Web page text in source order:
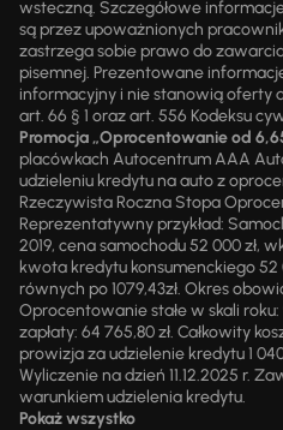
wsteczną. Szczegółowe
są przez upoważnionych
zastrzega sobie prawo do
pisemnej. Prezentowane
informacyjny i nie stanowią oferty
art. 66 § 1 oraz art. 556 Kodeksu
Promocja „Oprocentowanie od
placówkach Autocentrum AAA
udzieleniu kredytu na auto z
Rzeczywista Roczna Stopa
Reprezentatywny przykład:
2019, cena samochodu 52 000 zł,
kwota kredytu konsumenckiego 52
równych po 1079,43zł. Okres
Oprocentowanie stałe w skali
zapłaty: 64 765,80 zł. Całkowity
prowizja za udzielenie kredytu 1
Wyliczenie na dzień 11.12.2025 r.
warunkiem udzielenia kredytu.
Pokaż wszystko